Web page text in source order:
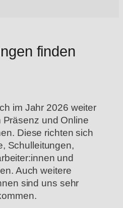
finden
im Jahr 2026 weiter
Präsenz und Online
Diese richten sich
Schulleitungen,
und
Auch weitere
sind uns sehr